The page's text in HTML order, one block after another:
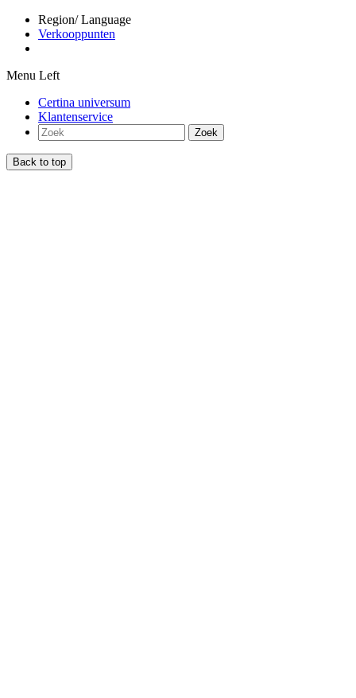
Region/ Language
Verkooppunten
Menu Left
Certina universum
Klantenservice
Zoek
Back to top